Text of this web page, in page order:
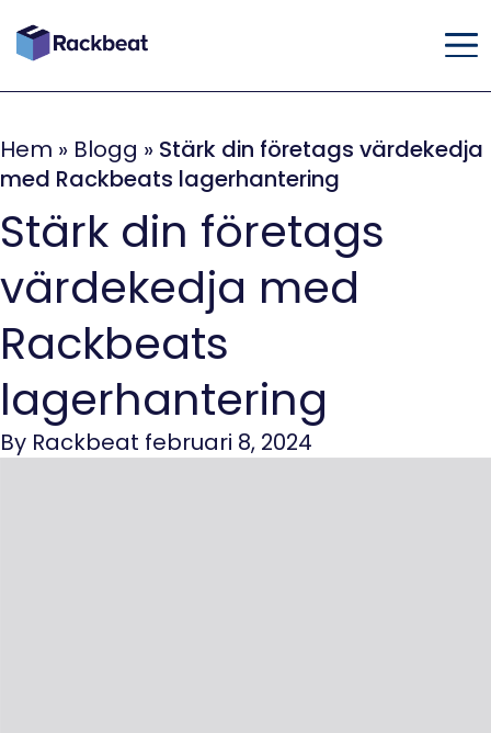
Hem » Blogg » Stärk din företags värdekedja
med Rackbeats lagerhantering
Stärk din företags
värdekedja med
Rackbeats
lagerhantering
By Rackbeat februari 8, 2024